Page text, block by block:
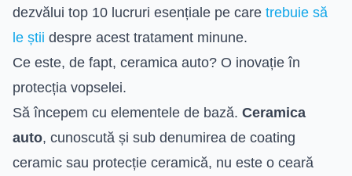
dezvălui top 10 lucruri esențiale pe care trebuie să
le știi despre acest tratament minune.
Ce este, de fapt, ceramica auto? O inovație în
protecția vopselei.
Să începem cu elementele de bază. Ceramica
auto, cunoscută și sub denumirea de coating
ceramic sau protecție ceramică, nu este o ceară